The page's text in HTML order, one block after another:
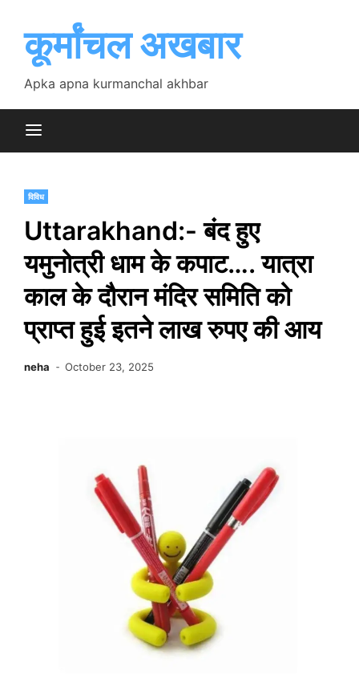
contentकूर्मांचल अखबार
Apka apna kurmanchal akhbar
विविध
Uttarakhand:- बंद हुए
यमुनोत्री धाम के कपाट…. यात्रा
काल के दौरान मंदिर समिति को
प्राप्त हुई इतने लाख रुपए की आय
neha October 23, 2025